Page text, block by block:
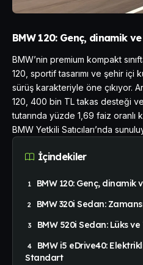
BMW 120: Genç, dinamik
BMW’nin premium kompakt
120, sportif tasarımı ve şehir içi
sürüş karakteriyle öne çıkıyor.
120, 400 bin TL takas desteği
tutarında yüzde 1,69 faiz oranlı
BMW Yetkili Satıcıları’nda
İçindekiler
BMW 120: Genç, dinamik
BMW 320i Sedan:
BMW 520i Sedan: Lüks
BMW i5 eDrive40:
Standart